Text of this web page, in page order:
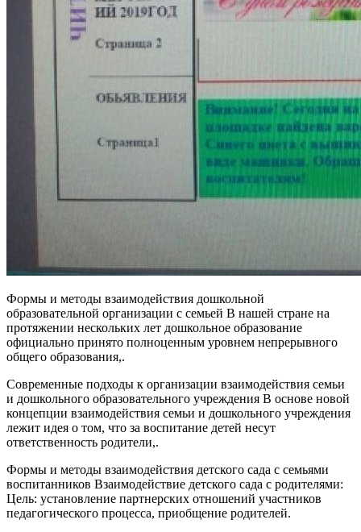
Формы и методы взаимодействия дошкольной
образовательной организации с семьей В нашей стране на
протяжении нескольких лет дошкольное образование
официально принято полноценным уровнем непрерывного
общего образования,.
Современные подходы к организации взаимодействия семьи
и дошкольного образовательного учреждения В основе новой
концепции взаимодействия семьи и дошкольного учреждения
лежит идея о том, что за воспитание детей несут
ответственность родители,.
Формы и методы взаимодействия детского сада с семьями
воспитанников Взаимодействие детского сада с родителями:
Цель: установление партнерских отношений участников
педагогического процесса, приобщение родителей.